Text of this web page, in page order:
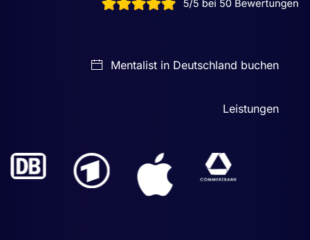
Mentalist in Deutschland buchen
Leistungen